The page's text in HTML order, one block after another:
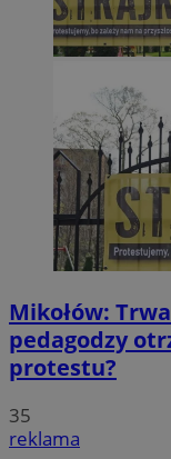
Mikołów:
pedagodzy
protestu?
35
reklama